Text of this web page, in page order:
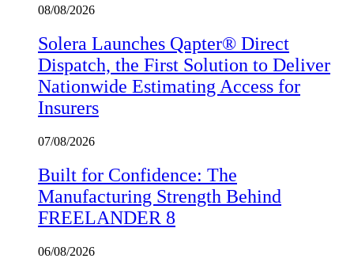
08/08/2026
Solera Launches Qapter® Direct
Dispatch, the First Solution to Deliver
Nationwide Estimating Access for
Insurers
07/08/2026
Built for Confidence: The
Manufacturing Strength Behind
FREELANDER 8
06/08/2026